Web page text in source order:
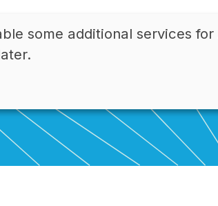
some additional services for